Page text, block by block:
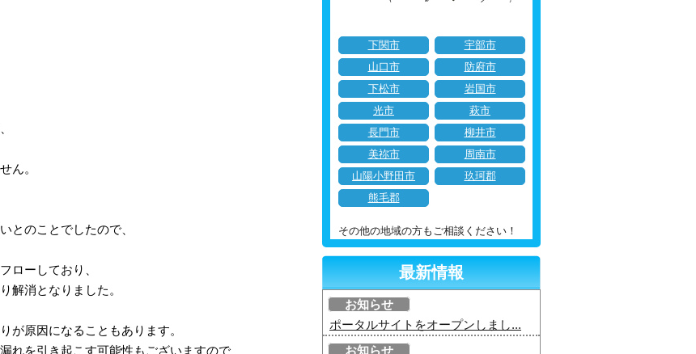
ん。
とのことでしたので、
ローしており、
解消となりました。
が原因になることもあります。
れを引き起こす可能性もございますので
下関市
宇部市
山口市
防府市
下松市
岩国市
光市
萩市
長門市
柳井市
美祢市
周南市
山陽小野田市
玖珂郡
熊毛郡
その他の地域の方もご相談ください！
最新情報
お知らせ
ポータルサイトをオープンしまし...
お知らせ